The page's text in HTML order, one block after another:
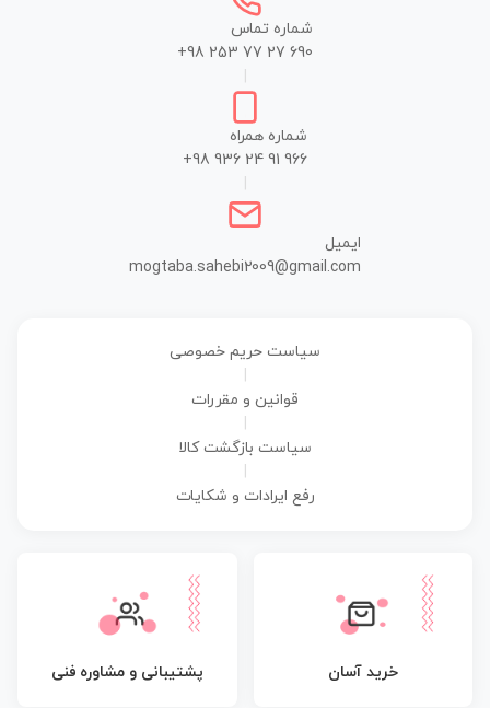
شماره تماس
+98 253 77 27 690
شماره همراه
+98 936 24 91 966
ایمیل
mogtaba.sahebi2009@gmail.com
سیاست حریم خصوصی
قوانین و مقررات
سیاست بازگشت کالا
رفع ایرادات و شکایات
خرید آسان پشتیبانی و مشاوره فنی